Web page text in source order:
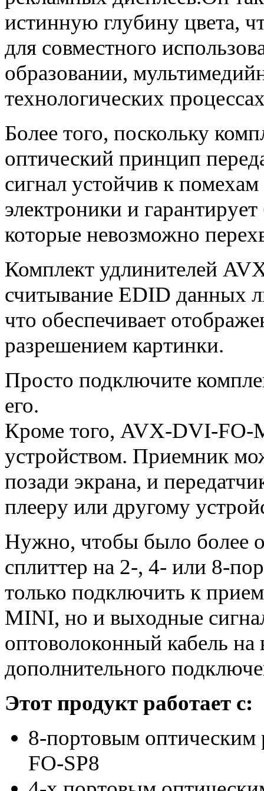
истинную глубину цвета,
для совместного
образовании,
технологических
Более того, поскольку
оптический принцип
сигнал устойчив к
электроники и
которые невозможно
Комплект удлинителей
считывание EDID данных
что обеспечивает
разрешением картинки.
Просто подключите
его.
Кроме того, AVX-DVI-FO-
устройством. Приемник
позади экрана, и
плееру или другому
Нужно, чтобы было более
сплиттер на 2-, 4- или 8-
только подключить к
MINI, но и выходные
оптоволоконный кабель на
дополнительного
Этот продукт работает с:
8-портовым
FO-SP8